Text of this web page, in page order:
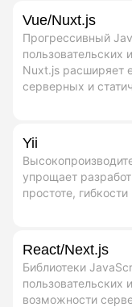
Vue/Nuxt.js
Прогрессивный
пользовательских
Nuxt.js расширяет
серверных и
Yii
упрощает
простоте,
React/Next.js
Библиотеки
пользовательских
возможности